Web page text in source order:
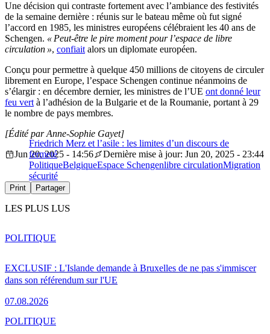
Une décision qui contraste fortement avec l’ambiance des festivités
de la semaine dernière : réunis sur le bateau même où fut signé
l’accord en 1985, les ministres européens célébraient les 40 ans de
Schengen. « Peut-être le pire moment pour l’espace de libre
circulation », confiait alors un diplomate européen.
Conçu pour permettre à quelque 450 millions de citoyens de circuler
librement en Europe, l’espace Schengen continue néanmoins de
s’élargir : en décembre dernier, les ministres de l’UE ont donné leur
feu vert à l’adhésion de la Bulgarie et de la Roumanie, portant à 29
le nombre de pays membres.
Friedrich Merz et l’asile : les limites d’un discours de
fermeté
[Édité par Anne-Sophie Gayet]
Jun 20, 2025 - 14:56
Dernière mise à jour: Jun 20, 2025 - 23:44
PolitiqueBelgiqueEspace Schengenlibre circulationMigration
sécurité
Print Partager
LES PLUS LUS
EXCLUSIF : L'Islande demande à Bruxelles de ne pas s'immiscer
dans son référendum sur l'UE
07.08.2026
POLITIQUE
POLITIQUE